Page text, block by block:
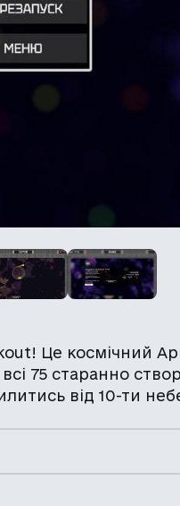
Це космічний
75 старанно
від 10-ти